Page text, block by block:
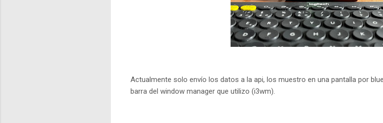
Actualmente solo envío los datos a la api, los muestro en una pantalla por
barra del window manager que utilizo (i3wm).